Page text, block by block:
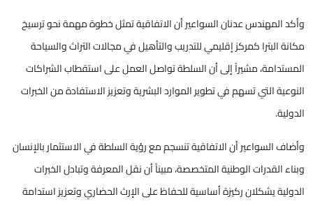
وأكد المهندس عدنان السواعير أن الاتفاقية تمثل خطوة مهمة نحو ترسيخ
مكانة البترا كمركز إقليمي للتدريب والتأهيل في مجالات التراث والسياحة
المستدامة، مشيراً إلى أن السلطة تواصل العمل على استقطاب الشراكات
النوعية التي تسهم في تطوير الموارد البشرية وتعزيز الاستفادة من الخبرات
الدولية.
وأضاف السواعير أن الاتفاقية تنسجم مع رؤية السلطة في الاستثمار بالإنسان
وبناء القدرات الوطنية المتخصصة، مبيناً أن نقل المعرفة وتبادل الخبرات
الدولية يشكلان ركيزة أساسية للحفاظ على الإرث الحضاري وتعزيز استدامة